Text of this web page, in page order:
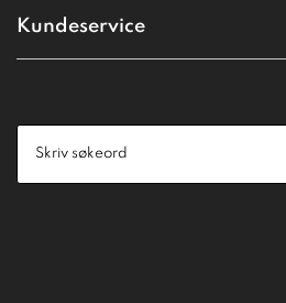
Kundeservice